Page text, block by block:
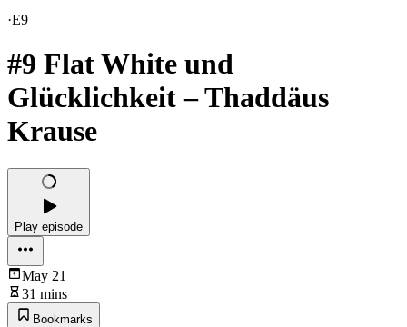
·E9
#9 Flat White und
Glücklichkeit – Thaddäus
Krause
Play episode
May 21
31 mins
Bookmarks